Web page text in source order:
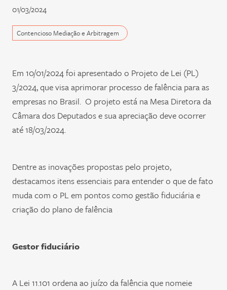
01/03/2024
Contencioso Mediação e Arbitragem
Em 10/01/2024 foi apresentado o Projeto de Lei (PL)
3/2024, que visa aprimorar processo de falência para as
empresas no Brasil. O projeto está na Mesa Diretora da
Câmara dos Deputados e sua apreciação deve ocorrer
até 18/03/2024.
Dentre as inovações propostas pelo projeto,
destacamos itens essenciais para entender o que de fato
muda com o PL em pontos como gestão fiduciária e
criação do plano de falência
Gestor fiduciário
A Lei 11.101 ordena ao juízo da falência que nomeie